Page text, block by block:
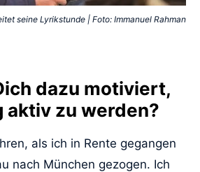
seine Lyrikstunde | Foto: Immanuel Rahman
dazu motiviert,
zu werden?
als ich in Rente gegangen
nach München gezogen. Ich